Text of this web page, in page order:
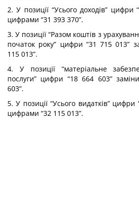
2. У позиції “Усього доходів” цифри
цифрами “31 393 370”.
3. У позиції “Разом коштів з
початок року” цифри “31 715 013”
115 013”.
4. У позиції “матеріальне
послуги” цифри “18 664 603”
603”.
5. У позиції “Усього видатків” цифри
цифрами “32 115 013”.